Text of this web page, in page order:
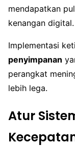
mendapatkan
kenangan digital.
Implementasi
penyimpanan
perangkat
lebih lega.
Atur